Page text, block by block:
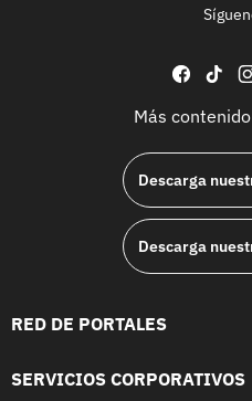
Más
Descarga
Descarga
RED DE PORTALES
SERVICIOS CORPORATIVOS